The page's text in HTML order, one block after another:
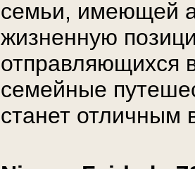
семьи, имеющей
жизненную
отправляющихся
семейные
станет отличным